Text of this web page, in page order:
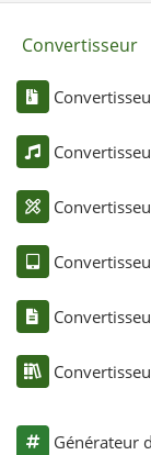
Convertisseur
Générateur